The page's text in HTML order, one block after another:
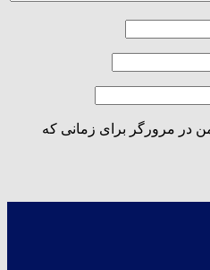
در مرورگر برای زمانی که